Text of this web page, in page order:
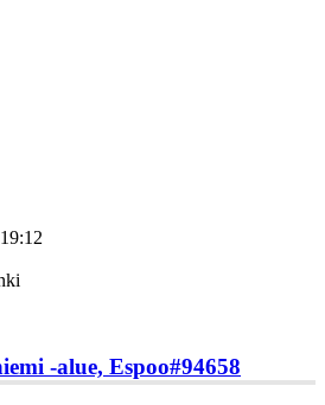
-alue, Espoo#94658